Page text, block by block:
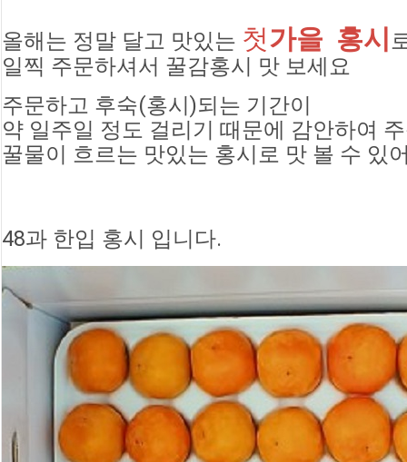
올해는 정말 달고 맛있는 첫가을  홍시
일찍 주문하셔서 꿀감홍시 맛 보세요
주문하고 후숙(홍시)되는 기간이
약 일주일 정도 걸리기 때문에 감안하여
꿀물이 흐르는 맛있는 홍시로 맛 볼 수 있
48과 한입 홍시 입니다.